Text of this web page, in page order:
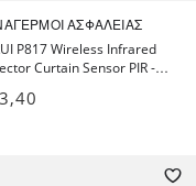
ΑΣΦΑΛΕΊΑΣ
P817 Wireless Infrared
Curtain Sensor PIR -